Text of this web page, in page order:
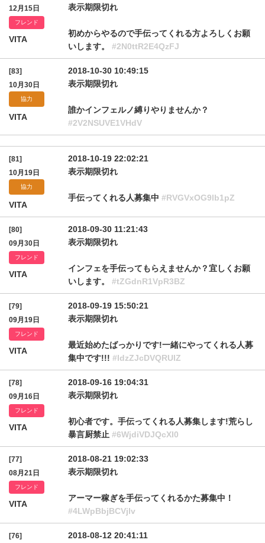
12月15日
フレンド
VITA
表示期限切れ
初めからやるので手伝ってくれる方よろしくお願
いします。 #2N0ttR2E4QzFJ
[83]
10月30日
協力
VITA
2018-10-30 10:49:15
表示期限切れ
誰かインフェルノ縛りやりませんか？
#2V2NSUVE1VHdV
[81]
10月19日
協力
VITA
2018-10-19 22:02:21
表示期限切れ
手伝ってくれる人募集中 #RVGVxOG9lb1pZ
[80]
09月30日
フレンド
VITA
2018-09-30 11:21:43
表示期限切れ
インフェを手伝ってもらえませんか？宜しくお願
いします。 #tZGdnR1VpR3BZ
[79]
09月19日
フレンド
VITA
2018-09-19 15:50:21
表示期限切れ
最近始めたばっかりです!一緒にやってくれる人募
集中です!!! #ldzZJcDVQRUlZ
[78]
09月16日
フレンド
VITA
2018-09-16 19:04:31
表示期限切れ
初心者です。手伝ってくれる人募集します!荒らし
暴言厨禁止 #6WjdiVDJQcXI0
[77]
08月21日
フレンド
VITA
2018-08-21 19:02:33
表示期限切れ
アーマー稼ぎを手伝ってくれるかた募集中！
#4LWpBbjBCVjlv
[76]
2018-08-12 20:41:11